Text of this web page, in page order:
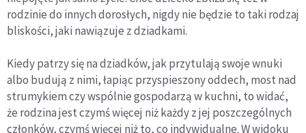
rodzinie do innych dorosłych, nigdy nie będzie to taki rodzaj
bliskości, jaki nawiązuje z dziadkami.
Kiedy patrzy się na dziadków, jak przytulają swoje wnuki
albo budują z nimi, łapiąc przyspieszony oddech, most nad
strumykiem czy wspólnie gospodarzą w kuchni, to widać,
że rodzina jest czymś więcej niż każdy z jej poszczególnych
członków, czymś więcej niż to, co indywidualne. W widoku